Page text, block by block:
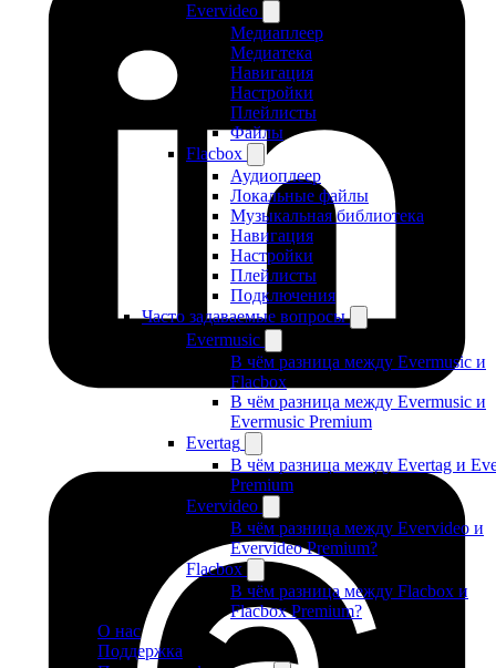
Evervideo
Медиаплеер
Медиатека
Навигация
Настройки
Плейлисты
Файлы
Flacbox
Аудиоплеер
Локальные файлы
Музыкальная библиотека
Навигация
Настройки
Плейлисты
Подключения
Часто задаваемые вопросы
Evermusic
В чём разница между Evermusic и
Flacbox
В чём разница между Evermusic и
Evermusic Premium
Evertag
В чём разница между Evertag и
Premium
Evervideo
В чём разница между Evervideo и
Evervideo Premium?
Flacbox
В чём разница между Flacbox и
Flacbox Premium?
О нас
Поддержка